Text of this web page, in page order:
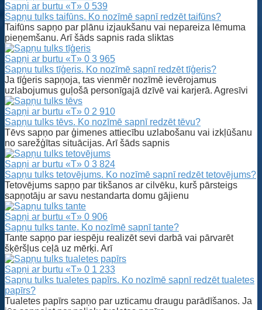
Sapņi ar burtu «T» 0 539
Sapņu tulks taifūns. Ko nozīmē sapnī redzēt taifūns?
Taifūns sapņo par plānu izjaukšanu vai nepareiza lēmuma
pieņemšanu. Arī šāds sapnis rada sliktas
Sapņi ar burtu «T» 0 3 965
Sapņu tulks tīģeris. Ko nozīmē sapnī redzēt tīģeris?
Ja tīģeris sapņoja, tas vienmēr nozīmē ievērojamus
uzlabojumus guļošā personīgajā dzīvē vai karjerā. Agresīvi
Sapņi ar burtu «T» 0 2 910
Sapņu tulks tēvs. Ko nozīmē sapnī redzēt tēvu?
Tēvs sapņo par ģimenes attiecību uzlabošanu vai izkļūšanu
no sarežģītas situācijas. Arī šāds sapnis
Sapņi ar burtu «T» 0 3 824
Sapņu tulks tetovējums. Ko nozīmē sapnī redzēt tetovējums?
Tetovējums sapņo par tikšanos ar cilvēku, kurš pārsteigs
sapņotāju ar savu nestandarta domu gājienu
Sapņi ar burtu «T» 0 906
Sapņu tulks tante. Ko nozīmē sapnī tante?
Tante sapņo par iespēju realizēt sevi darbā vai pārvarēt
šķēršļus ceļā uz mērķi. Arī
Sapņi ar burtu «T» 0 1 233
Sapņu tulks tualetes papīrs. Ko nozīmē sapnī redzēt tualetes
papīrs?
Tualetes papīrs sapņo par uzticamu draugu parādīšanos. Ja